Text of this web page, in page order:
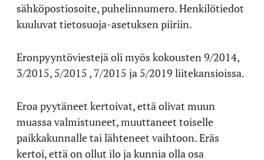
sähköpostiosoite, puhelinnumero. Henkilötiedot
kuuluvat tietosuoja-asetuksen piiriin.
Eronpyyntöviestejä oli myös kokousten 9/2014,
3/2015, 5/2015 , 7/2015 ja 5/2019 liitekansioissa.
Eroa pyytäneet kertoivat, että olivat muun
muassa valmistuneet, muuttaneet toiselle
paikkakunnalle tai lähteneet vaihtoon. Eräs
kertoi, että on ollut ilo ja kunnia olla osa